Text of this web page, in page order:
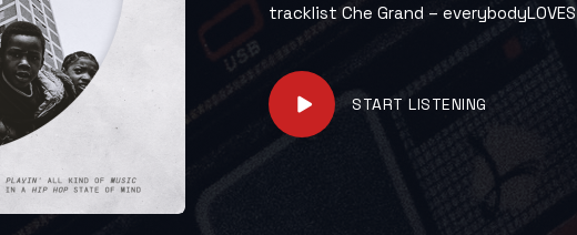
tracklist Che Grand – everybodyLOVES
START LISTENING